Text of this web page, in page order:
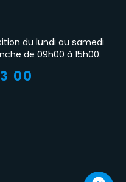
du lundi au samedi
de 09h00 à 15h00.
00